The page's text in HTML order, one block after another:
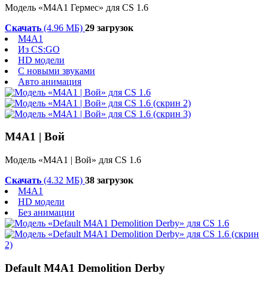
Модель «М4А1 Гермес» для CS 1.6
Скачать (4.96 МБ) 29 загрузок
M4A1
Из CS:GO
HD модели
С новыми звуками
Авто анимация
M4A1 | Вой
Модель «M4A1 | Вой» для CS 1.6
Скачать (4.32 МБ) 38 загрузок
M4A1
HD модели
Без анимации
Default M4A1 Demolition Derby